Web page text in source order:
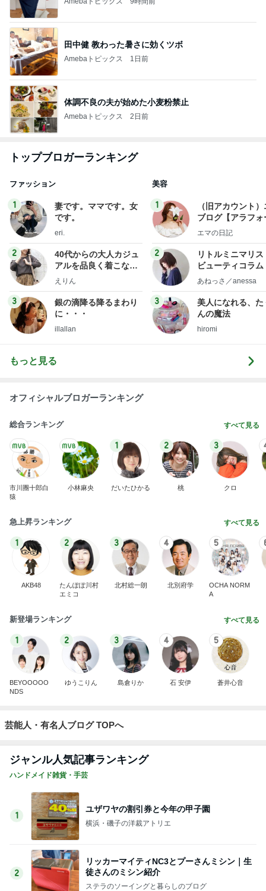
田中健 教わった暑さに効くツボ
Amebaトピックス 1日前
体調不良の夫が始めた小麦粉禁止
Amebaトピックス 2日前
トップブロガーランキング
ファッション
1
妻です。ママです。女
です。
eri.
2
40代からの大人カジュ
アルを品良く着こなす
ファッションブログ
えりん
3
銀の滴降る降るまわり
に・・・
illallan
美容
1
（旧アカウント
ブログ【アラフォ
社売却セカンドラ
エマの日記
2
リトルミニマリス
ビューティコラ
little
あねっさ／anessa
3
美人になれる、た
んの魔法
hiromi
もっと見る
オフィシャルブロガーランキング
総合ランキング すべて見る
市川團十郎白
猿
小林麻央
1
だいたひかる
2
桃
3
クロ
急上昇ランキング すべて見る
1
AKB48
2
たんぽぽ川村
エミコ
3
北村総一朗
4
北別府学
5
OCHA NORM
A
新登場ランキング すべて見る
1
BEYOOOOO
NDS
2
ゆうこりん
3
島倉りか
4
石 安伊
5
蒼井心音
芸能人・有名人ブログ TOPへ
ジャンル人気記事ランキング
ハンドメイド雑貨・手芸
1
ユザワヤの割引券と今年の甲子園
横浜・磯子の洋裁アトリエ
2
リッカーマイティNC3とプーさんミシン｜生
徒さんのミシン紹介
ステラのソーイングと暮らしのブログ